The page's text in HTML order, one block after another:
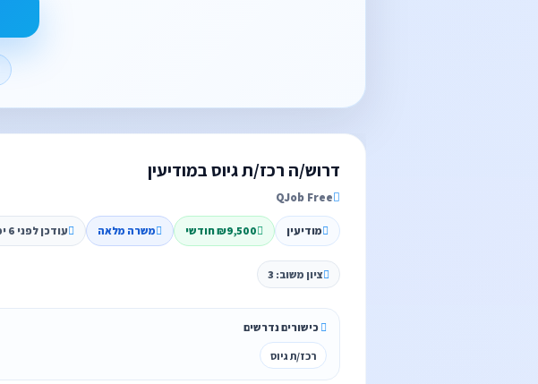
דרוש/ה רכז/ת גיוס במודיעין
QJob Free
מודיעין ₪9,500 חודשי משרה מלאה עודכן לפני 6 ימים
ציון משוב: 3
כישורים נדרשים
רכז/ת גיוס